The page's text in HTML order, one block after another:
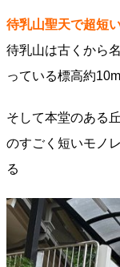
待乳山聖天で超短
待乳山は古くから
っている標高約
そして本堂のある
のすごく短いモノ
る